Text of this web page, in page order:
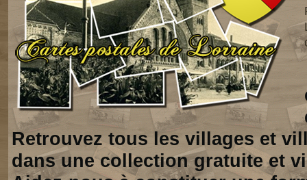
Retrouvez tous les villages et
dans une collection gratuite et